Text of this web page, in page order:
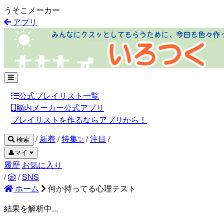
うそこメーカー
アプリ
公式プレイリスト一覧
脳内メーカー公式アプリ
プレイリストを作るならアプリから！
検索 / 新着/特集✨ /注目 /
👤マイ
履歴 お気に入り
/🎲 /SNS
ホーム
何か持ってる心理テスト
結果を解析中...